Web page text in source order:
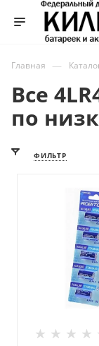
Главная —
Все
по
ФИЛЬТР